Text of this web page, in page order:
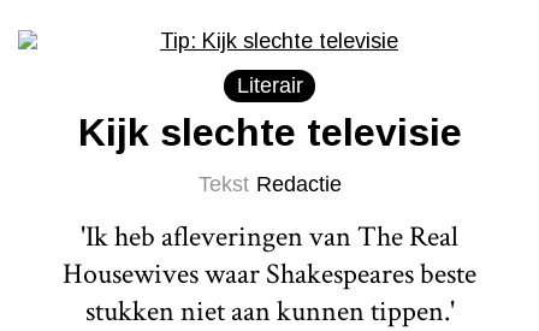
Literair
Kijk slechte televisie
Tekst Redactie
'Ik heb afleveringen van The Real
Housewives waar Shakespeares beste
stukken niet aan kunnen tippen.'